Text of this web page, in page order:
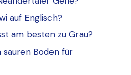
auf Englisch?
am besten zu Grau?
Boden für